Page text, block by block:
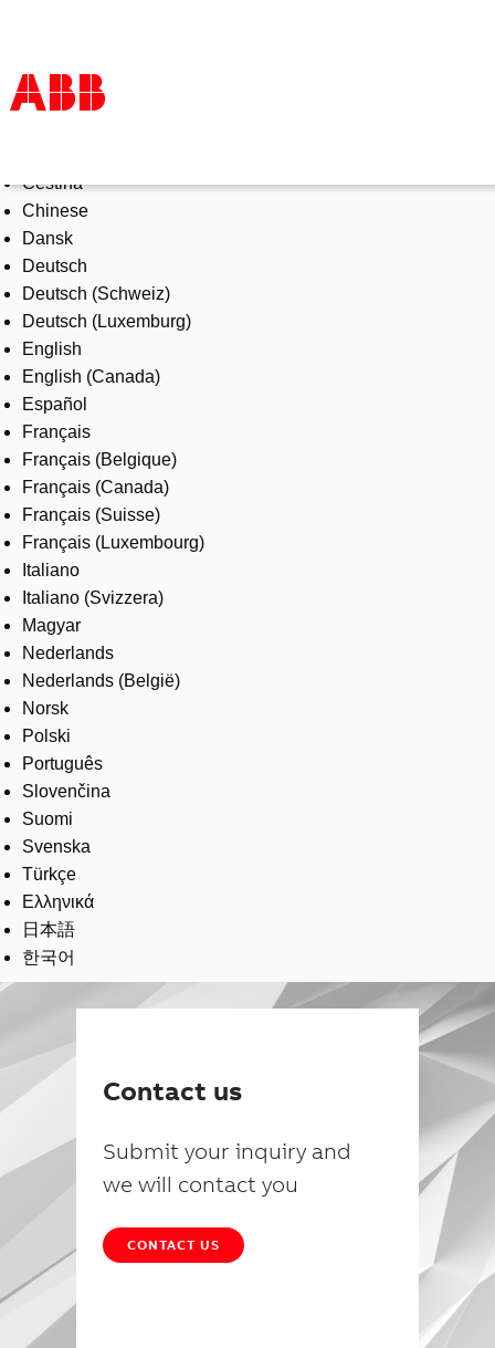
Products & Solutions
Industries
Services
About us
Where to buy
Contact us
Careers
Čeština
Chinese
Dansk
Deutsch
Deutsch (Schweiz)
Deutsch (Luxemburg)
English
English (Canada)
Español
Français
Français (Belgique)
Français (Canada)
Français (Suisse)
Français (Luxembourg)
Italiano
Italiano (Svizzera)
Magyar
Nederlands
Nederlands (België)
Norsk
Polski
Português
Slovenčina
Suomi
Svenska
Türkçe
Ελληνικά
日本語
한국어
Contact us
Submit your inquiry and
we will contact you
CONTACT US